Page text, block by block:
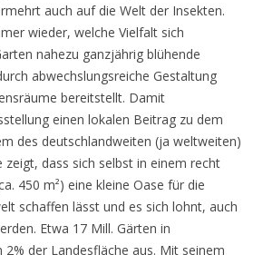
auch auf die Welt der Insekten.
wieder, welche Vielfalt sich
nahezu ganzjährig blühende
abwechslungsreiche Gestaltung
bereitstellt. Damit
einen lokalen Beitrag zu dem
des deutschlandweiten (ja weltweiten)
zeigt, dass sich selbst in einem recht
450 m²) eine kleine Oase für die
schaffen lässt und es sich lohnt, auch
Etwa 17 Mill. Gärten in
2% der Landesfläche aus. Mit seinem